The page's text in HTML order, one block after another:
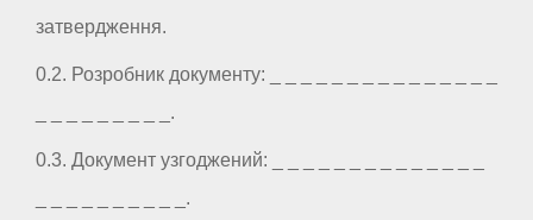
затвердження.
0.2. Розробник документу: _ _ _ _ _ _ _ _ _ _ _ _ _ _ _
_ _ _ _ _ _ _ _ _.
0.3. Документ узгоджений: _ _ _ _ _ _ _ _ _ _ _ _ _ _
_ _ _ _ _ _ _ _ _ _.